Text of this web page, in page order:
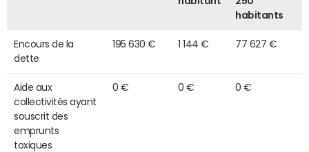
habitants
Encours de la
dette
195 630 € 1 144 € 77 627 €
Aide aux
collectivités ayant
souscrit des
emprunts
toxiques
0 € 0 € 0 €